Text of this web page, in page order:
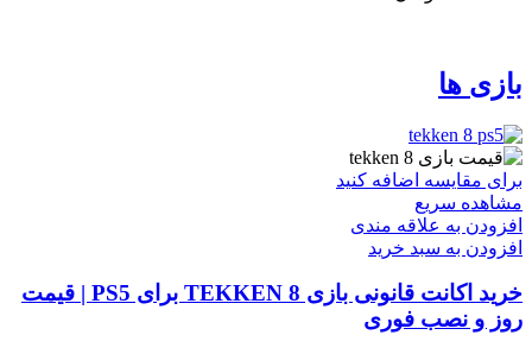
بازی ها
برای مقایسه اضافه کنید
مشاهده سریع
افزودن به علاقه مندی
افزودن به سبد خرید
خرید اکانت قانونی بازی TEKKEN 8 برای PS5 | قیمت
روز و نصب فوری